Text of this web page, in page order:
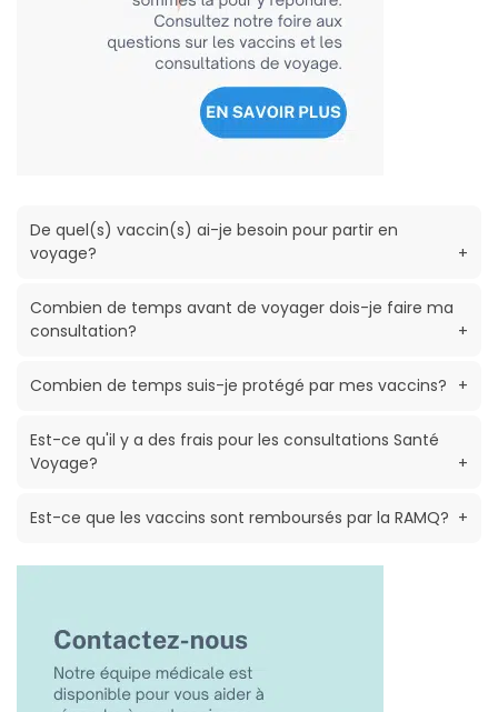
De quel(s) vaccin(s) ai-je besoin pour partir en
voyage?
+
Combien de temps avant de voyager dois-je faire ma
consultation?
+
Combien de temps suis-je protégé par mes vaccins? +
Est-ce qu'il y a des frais pour les consultations Santé
Voyage?
+
Est-ce que les vaccins sont remboursés par la RAMQ? +